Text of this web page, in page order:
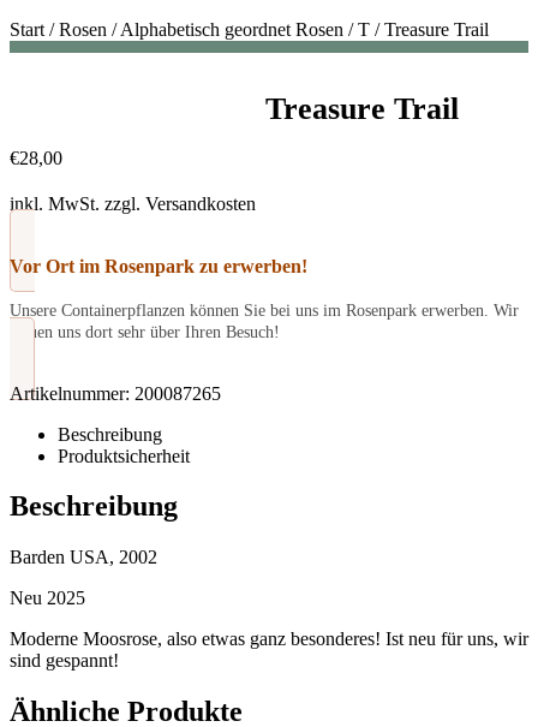
Start /Rosen /Alphabetisch geordnet Rosen /T /Treasure Trail
Treasure Trail
€28,00
inkl. MwSt. zzgl. Versandkosten
Vor Ort im Rosenpark zu erwerben!
Unsere Containerpflanzen können Sie bei uns im Rosenpark erwerben. Wir
freuen uns dort sehr über Ihren Besuch!
Artikelnummer: 200087265
Beschreibung
Produktsicherheit
Beschreibung
Barden USA, 2002
Neu 2025
Moderne Moosrose, also etwas ganz besonderes! Ist neu für uns, wir
sind gespannt!
Ähnliche Produkte